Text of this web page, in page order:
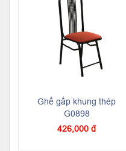
Ghế gấp khung thép
G0898
426,000 đ